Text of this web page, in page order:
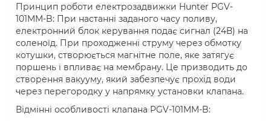
Принцип роботи електрозадвижки Hunter PGV-
101MM-B: При настанні заданого часу поливу,
електронний блок керування подає сигнал (24В) на
соленоїд. При проходженні струму через обмотку
котушки, створюється магнітне поле, яке затягує
поршень і впливає на мембрану. Це призводить до
створення вакууму, який забезпечує прохід води
через перегородку у напрямку установки клапана.
Відмінні особливості клапана PGV-101MM-B: